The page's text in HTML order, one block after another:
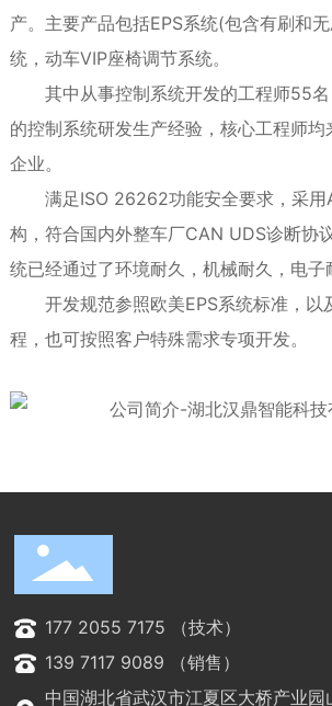
产。主要产品包括EPS系统(包含有刷和
统，动车VIP座椅调节系统。
其中从事控制系统开发的工程师55
的控制系统研发生产经验， 核心工程师均
企业。
满足ISO 26262功能安全要求，采用
构，符合国内外整车厂CAN UDS诊断协
统已经通过了环境耐久，机械耐久，电子
开发规范参照欧美EPS系统标准，以
程，也可按照客户特殊需求专项开发。
177 2055 7175 （技术）
139 7117 9089 （销售）
中国湖北省武汉市江夏区大桥产业园